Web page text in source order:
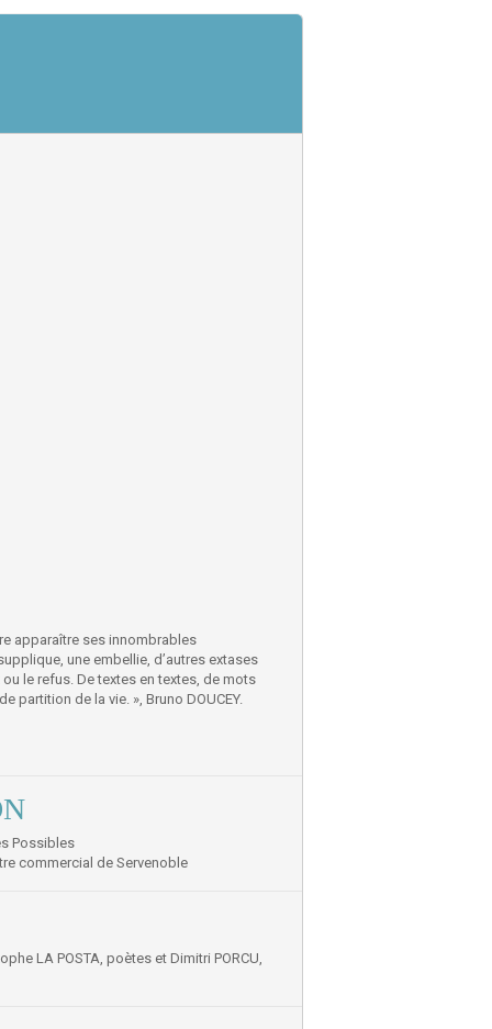
apparaître ses innombrables
une embellie, d’autres extases
le refus. De textes en textes, de mots
partition de la vie. », Bruno DOUCEY.
Possibles
commercial de Servenoble
LA POSTA, poètes et Dimitri PORCU,